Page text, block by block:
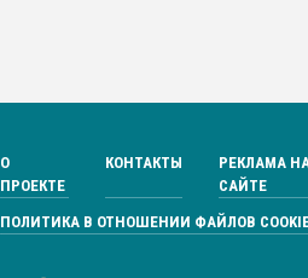
О
ПРОЕКТЕ
КОНТАКТЫ
РЕКЛАМА
САЙТЕ
ПОЛИТИКА В ОТНОШЕНИИ ФАЙЛОВ